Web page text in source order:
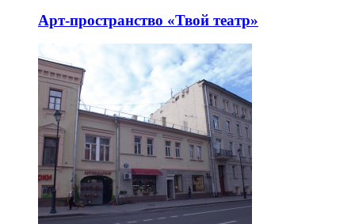
Арт-пространство «Твой театр»